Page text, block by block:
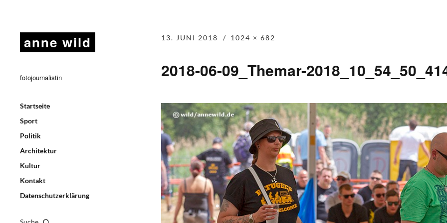
anne wild
fotojournalistin
Startseite
Sport
Politik
Architektur
Kultur
Kontakt
Datenschutzerklärung
13. JUNI 2018 1024 × 682
2018-06-09_Themar-